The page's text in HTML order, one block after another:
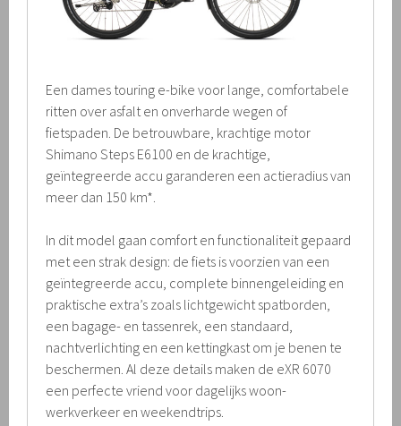
Een dames touring e-bike voor lange, comfortabele
ritten over asfalt en onverharde wegen of
fietspaden. De betrouwbare, krachtige motor
Shimano Steps E6100 en de krachtige,
geïntegreerde accu garanderen een actieradius van
meer dan 150 km*.
In dit model gaan comfort en functionaliteit gepaard
met een strak design: de fiets is voorzien van een
geïntegreerde accu, complete binnengeleiding en
praktische extra’s zoals lichtgewicht spatborden,
een bagage- en tassenrek, een standaard,
nachtverlichting en een kettingkast om je benen te
beschermen. Al deze details maken de eXR 6070
een perfecte vriend voor dagelijks woon-
werkverkeer en weekendtrips.